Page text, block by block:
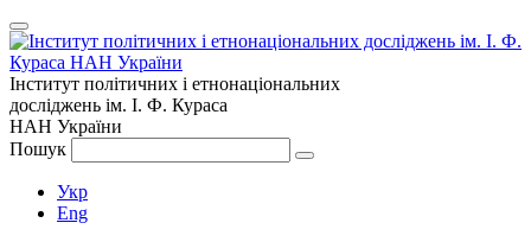
Інститут політичних і етнонаціональних
досліджень ім. І. Ф. Кураса
НАН України
Пошук
Укр
Eng